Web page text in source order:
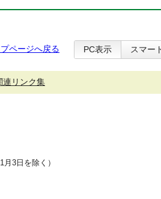
プページへ戻る PC表示 スマー
連リンク集
3日を除く）